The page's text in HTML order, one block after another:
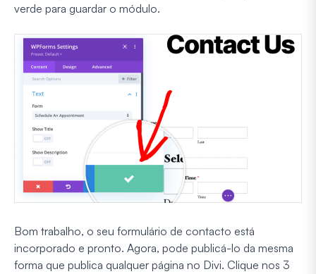
verde para guardar o módulo.
Bom trabalho, o seu formulário de contacto está
incorporado e pronto. Agora, pode publicá-lo da mesma
forma que publica qualquer página no Divi. Clique nos 3